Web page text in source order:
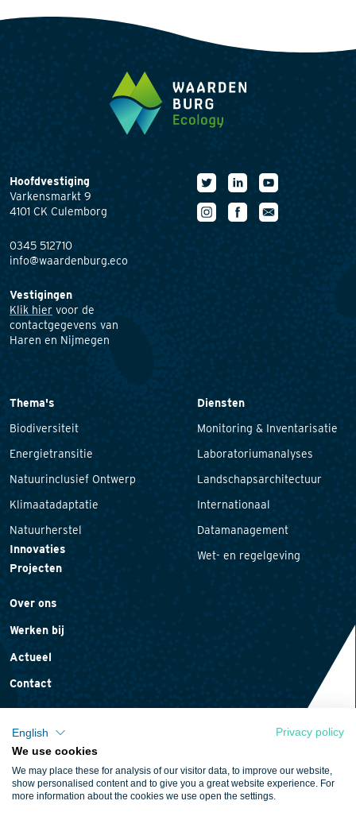
Hoofdvestiging
Varkensmarkt 9
4101 CK Culemborg
0345 512710
info@waardenburg.eco
Vestigingen
Klik hier voor de
contactgegevens van
Haren en Nijmegen
Thema's
Biodiversiteit
Energietransitie
Natuurinclusief Ontwerp
Klimaatadaptatie
Natuurherstel
Innovaties
Projecten
Diensten
Monitoring & Inventarisatie
Laboratoriumanalyses
Landschapsarchitectuur
Internationaal
Datamanagement
Wet- en regelgeving
Over ons
Werken bij
Actueel
Contact
Cookieverklaring
Algemene voorwaarden
English
Privacy policy
We use cookies
We may place these for analysis of our visitor data, to improve our website,
show personalised content and to give you a great website experience. For
more information about the cookies we use open the settings.